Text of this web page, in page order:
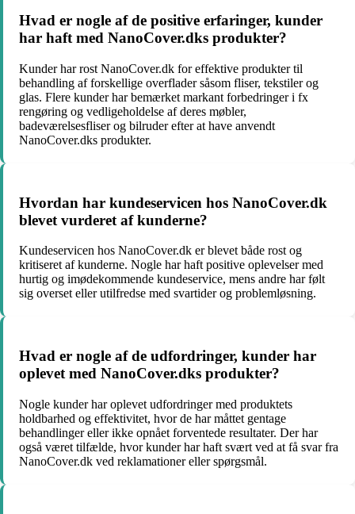
Hvad er nogle af de positive erfaringer, kunder
har haft med NanoCover.dks produkter?
Kunder har rost NanoCover.dk for effektive produkter til
behandling af forskellige overflader såsom fliser, tekstiler og
glas. Flere kunder har bemærket markant forbedringer i fx
rengøring og vedligeholdelse af deres møbler,
badeværelsesfliser og bilruder efter at have anvendt
NanoCover.dks produkter.
Hvordan har kundeservicen hos NanoCover.dk
blevet vurderet af kunderne?
Kundeservicen hos NanoCover.dk er blevet både rost og
kritiseret af kunderne. Nogle har haft positive oplevelser med
hurtig og imødekommende kundeservice, mens andre har følt
sig overset eller utilfredse med svartider og problemløsning.
Hvad er nogle af de udfordringer, kunder har
oplevet med NanoCover.dks produkter?
Nogle kunder har oplevet udfordringer med produktets
holdbarhed og effektivitet, hvor de har måttet gentage
behandlinger eller ikke opnået forventede resultater. Der har
også været tilfælde, hvor kunder har haft svært ved at få svar fra
NanoCover.dk ved reklamationer eller spørgsmål.